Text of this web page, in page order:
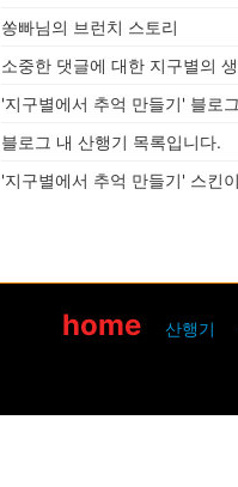
쏭빠님의 브런치 스토리
소중한 댓글에 대한 지구별의
'지구별에서 추억 만들기' 블로
블로그 내 산행기 목록입니다.
'지구별에서 추억 만들기' 스킨
home 산행기